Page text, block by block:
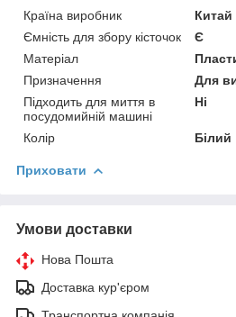
Країна виробник
Китай
Ємність для збору кісточок
Є
Матеріал
Призначення
Для
Підходить для миття в
посудомийній машині
Ні
Колір Білий
Приховати
Умови доставки
Нова Пошта
Доставка кур'єром